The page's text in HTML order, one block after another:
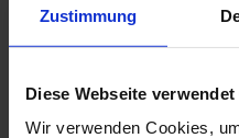
Zustimmung
Diese Webseite
Wir verwenden Cookies,